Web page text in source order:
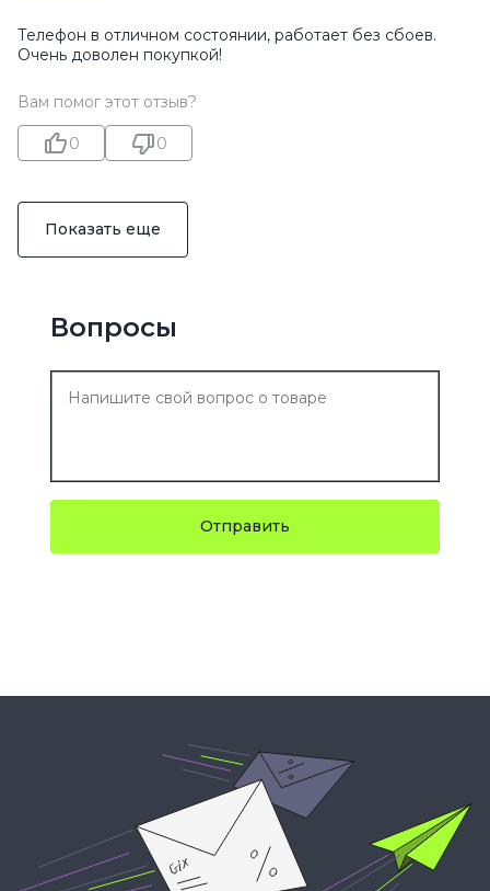
Телефон в отличном состоянии, работает без сбоев.
Очень доволен покупкой!
Вам помог этот отзыв?
0 0
Показать еще
Вопросы
Отправить